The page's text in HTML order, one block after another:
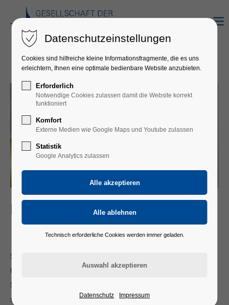
MUSIKSCHULE DONAUESCHINGEN
Seit dem Jahr 2017 kooperieren die Musikschule und die
Gesellschaft der Musikfreunde für Veranstaltungen miteinander.
So fand ein Konzert mit Stücken von Wolfgang Amadeus Mozart
statt, ein Wandelkonzert im Museum Art.Plus und ein Open-Air
Datenschutzeinstellungen
Cookies sind hilfreiche kleine Informationsfragmente, die es uns
erleichtern, Ihnen eine optimale bedienbare Website anzubieten.
Erforderlich
Notwendige Cookies zulassen damit die Website korrekt
funktioniert
Komfort
Externe Medien wie Google Maps und Youtube zulassen
Statistik
Google Analytics zulassen
Technisch erforderliche Cookies werden immer geladen.
Datenschutz Impressum